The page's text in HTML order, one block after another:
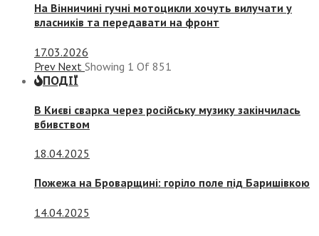
На Вінничині гучні мотоцикли хочуть вилучати у
власників та передавати на фронт
17.03.2026
Prev Next Showing 1 Of 851
ПОДІЇ
В Києві сварка через російську музику закінчилась
вбивством
18.04.2025
Пожежа на Броварщині: горіло поле під Баришівкою
14.04.2025